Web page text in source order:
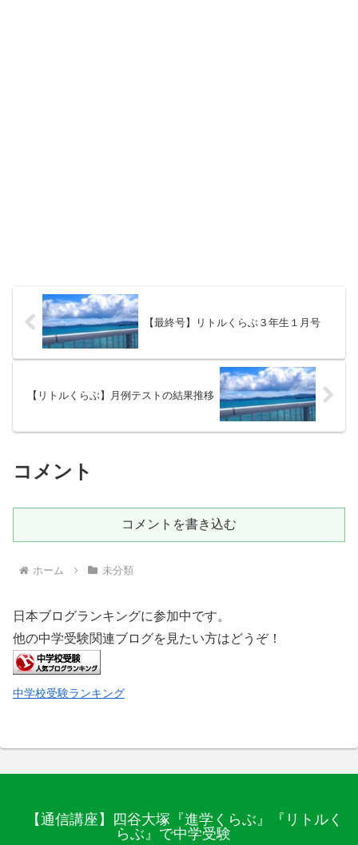
【最終号】リトルくらぶ３年生１月号
【リトルくらぶ】月例テストの結果推移
コメント
コメントを書き込む
ホーム 未分類
日本ブログランキングに参加中です。
他の中学受験関連ブログを見たい方はどうぞ！
中学校受験ランキング
【通信講座】四谷大塚『進学くらぶ』『リトルく
らぶ』で中学受験